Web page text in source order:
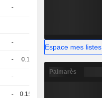
-
-
- 101.74 / 94.57
- 0.16
-
- 0.157
Espace mes listes
Palmarès